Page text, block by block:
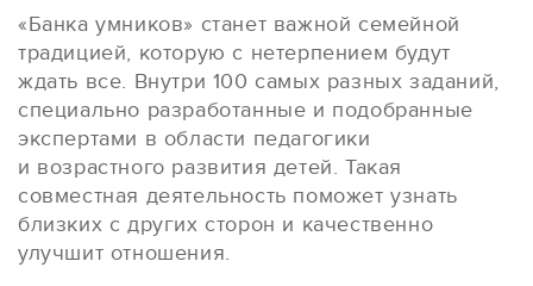
«Банка умников» станет важной семейной
традицией, которую с нетерпением будут
ждать все. Внутри 100 самых разных заданий,
специально разработанные и подобранные
экспертами в области педагогики
и возрастного развития детей. Такая
совместная деятельность поможет узнать
близких с других сторон и качественно
улучшит отношения.